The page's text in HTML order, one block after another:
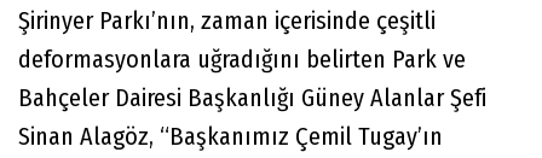
Şirinyer Parkı’nın, zaman içerisinde çeşitli
deformasyonlara uğradığını belirten Park ve
Bahçeler Dairesi Başkanlığı Güney Alanlar Şefi
Sinan Alagöz, “Başkanımız Çemil Tugay’ın